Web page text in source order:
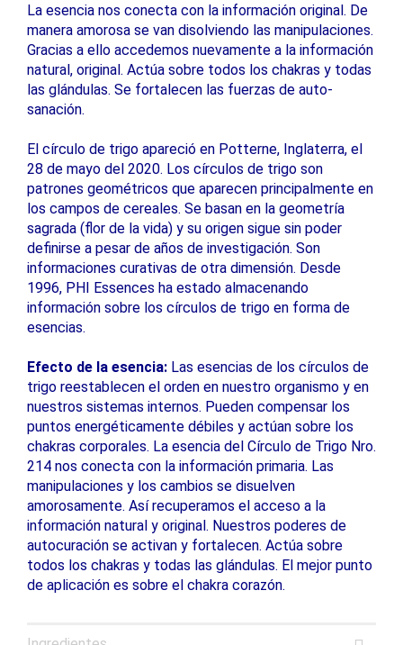
La esencia nos conecta con la información original. De
manera amorosa se van disolviendo las manipulaciones.
Gracias a ello accedemos nuevamente a la información
natural, original. Actúa sobre todos los chakras y todas
las glándulas. Se fortalecen las fuerzas de auto-
sanación.
El círculo de trigo apareció en Potterne, Inglaterra, el
28 de mayo del 2020. Los círculos de trigo son
patrones geométricos que aparecen principalmente en
los campos de cereales. Se basan en la geometría
sagrada (flor de la vida) y su origen sigue sin poder
definirse a pesar de años de investigación. Son
informaciones curativas de otra dimensión. Desde
1996, PHI Essences ha estado almacenando
información sobre los círculos de trigo en forma de
esencias.
Efecto de la esencia: Las esencias de los círculos de
trigo reestablecen el orden en nuestro organismo y en
nuestros sistemas internos. Pueden compensar los
puntos energéticamente débiles y actúan sobre los
chakras corporales. La esencia del Círculo de Trigo Nro.
214 nos conecta con la información primaria. Las
manipulaciones y los cambios se disuelven
amorosamente. Así recuperamos el acceso a la
información natural y original. Nuestros poderes de
autocuración se activan y fortalecen. Actúa sobre
todos los chakras y todas las glándulas. El mejor punto
de aplicación es sobre el chakra corazón.